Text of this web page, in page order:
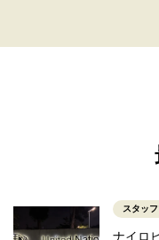
スタッ
ナイロ